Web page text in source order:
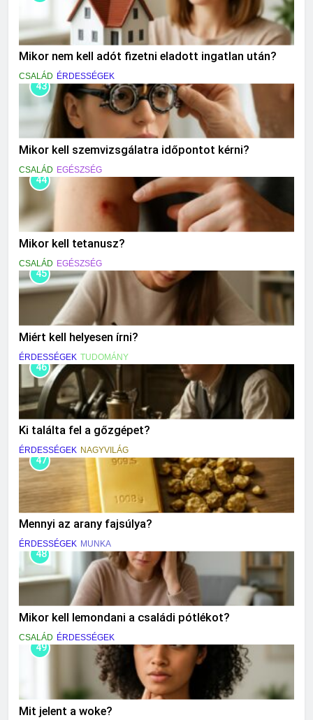
Mikor nem kell adót fizetni eladott ingatlan után?
CSALÁD ÉRDESSÉGEK
43
Mikor kell szemvizsgálatra időpontot kérni?
CSALÁD EGÉSZSÉG
44
Mikor kell tetanusz?
CSALÁD EGÉSZSÉG
45
Miért kell helyesen írni?
ÉRDESSÉGEK TUDOMÁNY
46
Ki találta fel a gőzgépet?
ÉRDESSÉGEK NAGYVILÁG
47
Mennyi az arany fajsúlya?
ÉRDESSÉGEK MUNKA
48
Mikor kell lemondani a családi pótlékot?
CSALÁD ÉRDESSÉGEK
49
Mit jelent a woke?